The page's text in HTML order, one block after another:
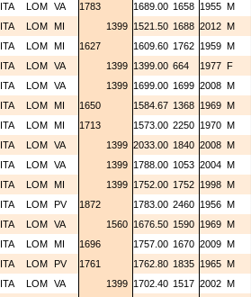
ITA LOM VA 1783 1689.00 1658 1955 M
ITA LOM MI 1399 1521.50 1688 2012 M
ITA LOM MI 1627 1609.60 1762 1959 M
ITA LOM VA 1399 1399.00 664 1977 F
ITA LOM VA 1399 1699.00 1699 2008 M
ITA LOM MI 1650 1584.67 1368 1969 M
ITA LOM MI 1713 1573.00 2250 1970 M
ITA LOM VA 1399 2033.00 1840 2008 M
ITA LOM VA 1399 1788.00 1053 2004 M
ITA LOM MI 1399 1752.00 1752 1998 M
ITA LOM PV 1872 1783.00 2460 1956 M
ITA LOM VA 1560 1676.50 1590 1969 M
ITA LOM MI 1696 1757.00 1670 2009 M
ITA LOM PV 1761 1762.80 1835 1965 M
ITA LOM VA 1399 1702.40 1517 2002 M